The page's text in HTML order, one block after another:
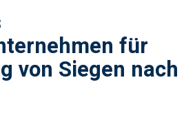
für
von Siegen nach